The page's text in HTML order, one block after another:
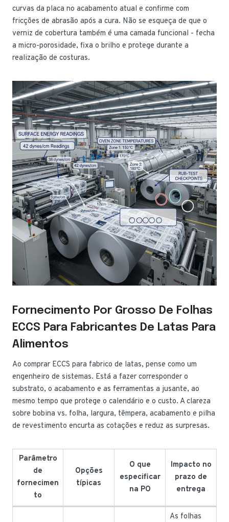
curvas da placa no acabamento atual e confirme com
fricções de abrasão após a cura. Não se esqueça de que o
verniz de cobertura também é uma camada funcional - fecha
a micro-porosidade, fixa o brilho e protege durante a
realização de costuras.
Fornecimento Por Grosso De Folhas
ECCS Para Fabricantes De Latas Para
Alimentos
Ao comprar ECCS para fabrico de latas, pense como um
engenheiro de sistemas. Está a fazer corresponder o
substrato, o acabamento e as ferramentas a jusante, ao
mesmo tempo que protege o calendário e o custo. A clareza
sobre bobina vs. folha, largura, têmpera, acabamento e pilha
de revestimento encurta as cotações e reduz as surpresas.
Parâmetro
de
fornecimen
to
Opções
típicas
O que
especificar
na PO
Impacto no
prazo de
entrega
As folhas